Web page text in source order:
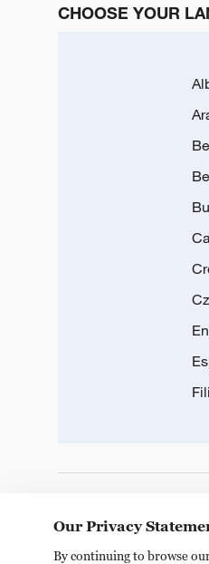
CHOOSE YOUR
Our Privacy
By continuing to browse